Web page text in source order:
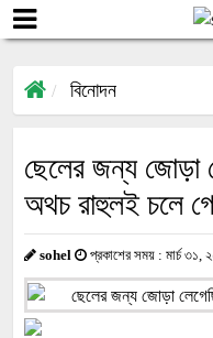
বিনোদন
ছেলের জন্য জোড়া
অথচ রাহুলই চলে
sohel প্রকাশের সময় : মার্চ ৩১,